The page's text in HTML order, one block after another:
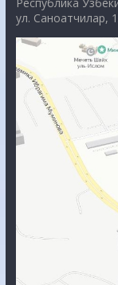
ул. Саноатчилар,